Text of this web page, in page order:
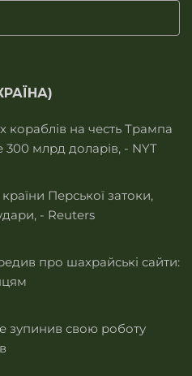
кораблів на честь Трампа
млрд доларів, - NYT
Перської затоки,
- Reuters
про шахрайські сайти:
зупинив свою роботу